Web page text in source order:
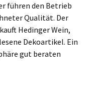
führen den Betrieb
Qualität. Der
Hedinger Wein,
Dekoartikel. Ein
gut beraten